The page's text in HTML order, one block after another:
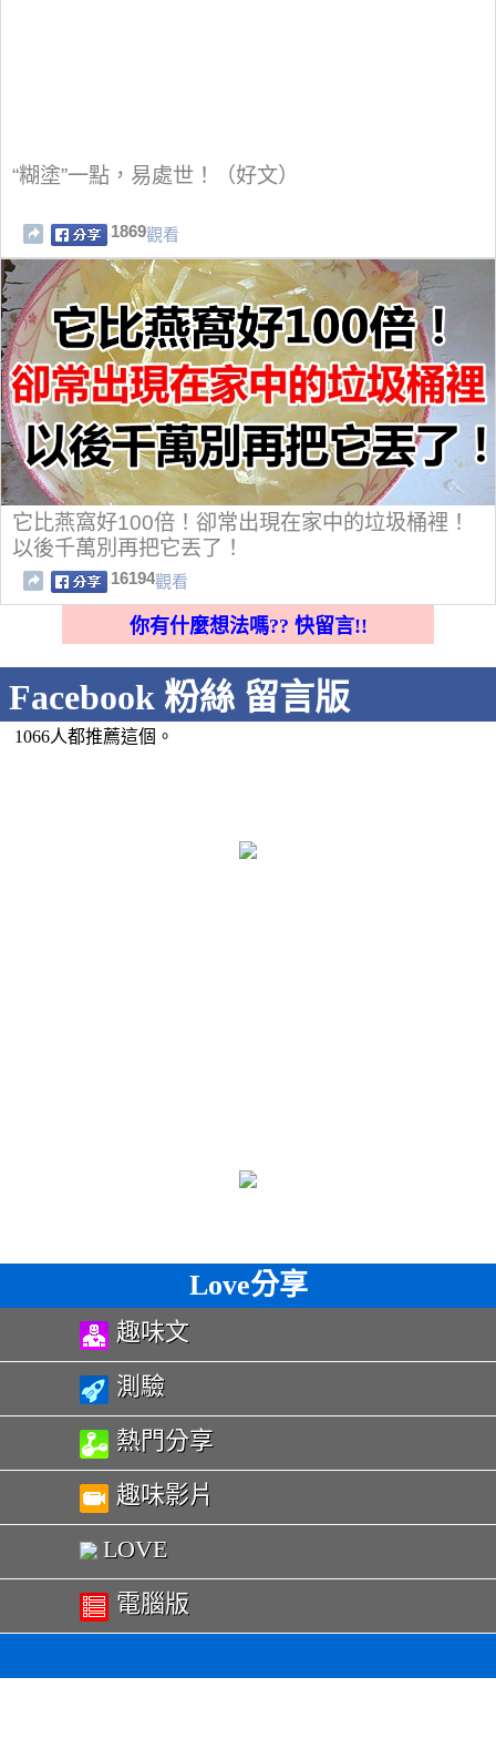
“糊塗”一點，易處世！（好文）
1869觀看
它比燕窩好100倍！卻常出現在家中的垃圾桶裡！
以後千萬別再把它丟了！
16194觀看
你有什麼想法嗎?? 快留言!!
Facebook 粉絲 留言版
1066人都推薦這個。
Love分享
趣味文
測驗
熱門分享
趣味影片
LOVE
電腦版